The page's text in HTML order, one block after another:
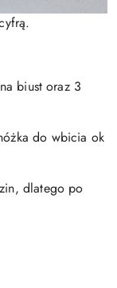
biust oraz 3
do wbicia ok
dlatego po